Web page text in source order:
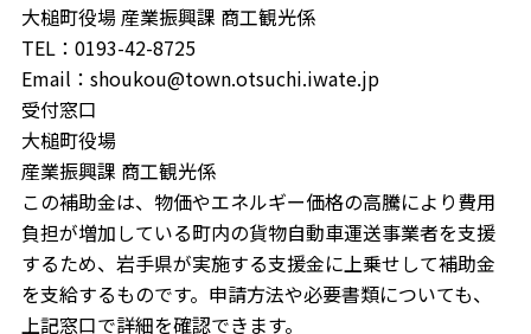
大槌町役場 産業振興課 商工観光係
TEL：0193-42-8725
Email：shoukou@town.otsuchi.iwate.jp
受付窓口
大槌町役場
産業振興課 商工観光係
この補助金は、物価やエネルギー価格の高騰により費用
負担が増加している町内の貨物自動車運送事業者を支援
するため、岩手県が実施する支援金に上乗せして補助金
を支給するものです。申請方法や必要書類についても、
上記窓口で詳細を確認できます。